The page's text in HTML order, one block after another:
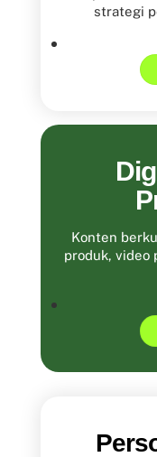
strategi
Konten
produk, video